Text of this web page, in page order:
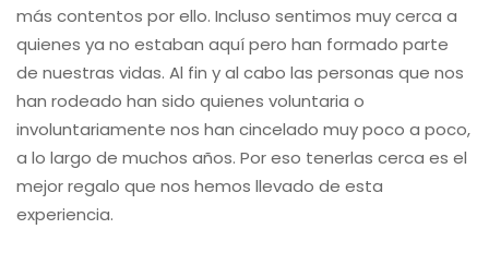
más contentos por ello. Incluso sentimos muy cerca a
quienes ya no estaban aquí pero han formado parte
de nuestras vidas. Al fin y al cabo las personas que nos
han rodeado han sido quienes voluntaria o
involuntariamente nos han cincelado muy poco a poco,
a lo largo de muchos años. Por eso tenerlas cerca es el
mejor regalo que nos hemos llevado de esta
experiencia.